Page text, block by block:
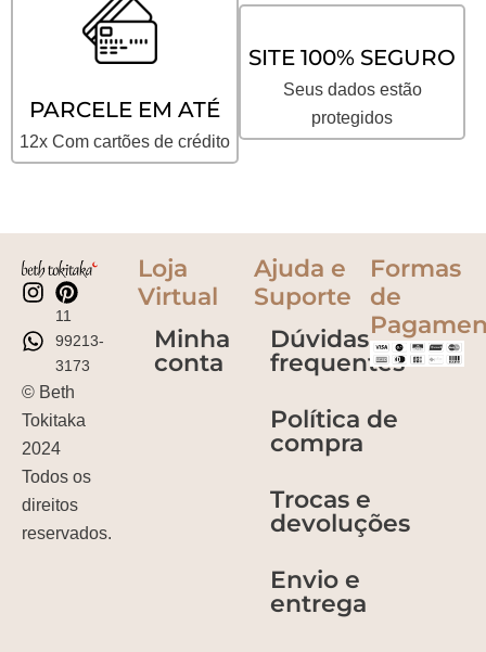
PARCELE EM ATÉ
12x Com cartões de crédito
SITE 100% SEGURO
Seus dados estão
protegidos
11
99213-
3173
© Beth
Tokitaka
2024
Todos os
direitos
reservados.
Loja
Virtual
Minha
conta
Ajuda e
Suporte
Dúvidas
frequentes
Política de
compra
Trocas e
devoluções
Envio e
entrega
Formas
de